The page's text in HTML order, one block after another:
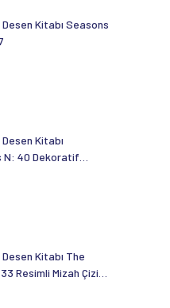
Kitabı Seasons
Kitabı
40 Dekoratif
Kitabı The
Resimli Mizah Çizim